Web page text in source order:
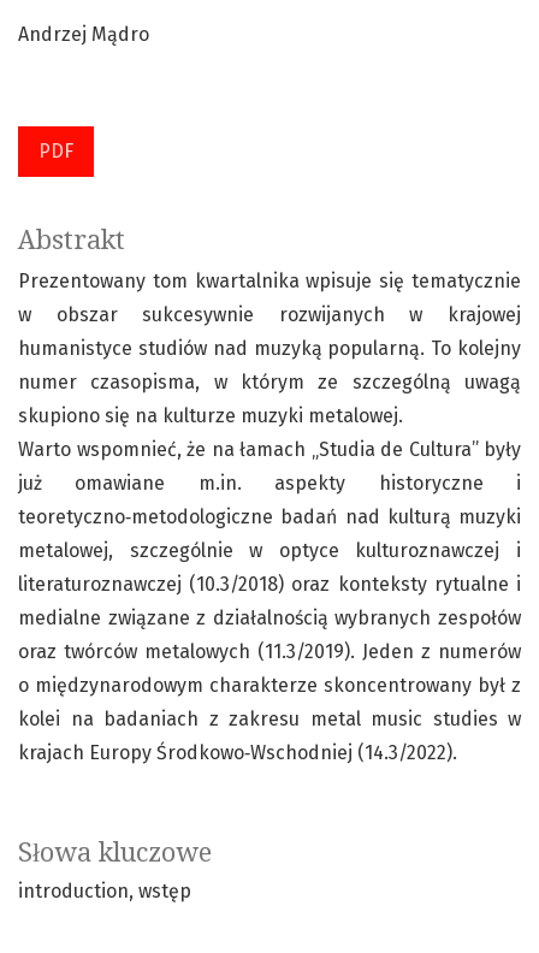
Andrzej Mądro
PDF
Słowa kluczowe
introduction wstęp
Abstrakt
Prezentowany tom kwartalnika wpisuje się tematycznie
w obszar sukcesywnie rozwijanych w krajowej
humanistyce studiów nad muzyką popularną. To kolejny
numer czasopisma, w którym ze szczególną uwagą
skupiono się na kulturze muzyki metalowej.
Warto wspomnieć, że na łamach „Studia de Cultura” były
już omawiane m.in. aspekty historyczne i
teoretyczno‑metodologiczne badań nad kulturą muzyki
metalowej, szczególnie w optyce kulturoznawczej i
literaturoznawczej (10.3/2018) oraz konteksty rytualne i
medialne związane z działalnością wybranych zespołów
oraz twórców metalowych (11.3/2019). Jeden z numerów
o międzynarodowym charakterze skoncentrowany był z
kolei na badaniach z zakresu metal music studies w
krajach Europy Środkowo‑Wschodniej (14.3/2022).